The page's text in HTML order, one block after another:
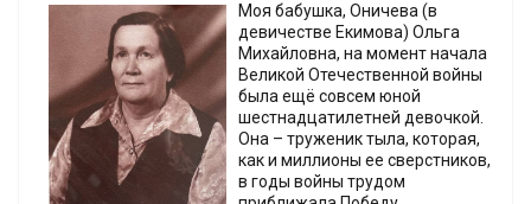
Моя бабушка, Оничева (в
девичестве Екимова) Ольга
Михайловна, на момент начала
Великой Отечественной войны
была ещё совсем юной
шестнадцатилетней девочкой.
Она – труженик тыла, которая,
как и миллионы ее сверстников,
в годы войны трудом